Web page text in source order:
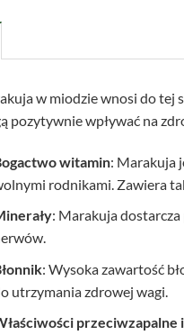
w miodzie wnosi do tej
pozytywnie wpływać na
witamin: Marakuja
rodnikami. Zawiera
: Marakuja
: Wysoka zawartość
utrzymania zdrowej wagi.